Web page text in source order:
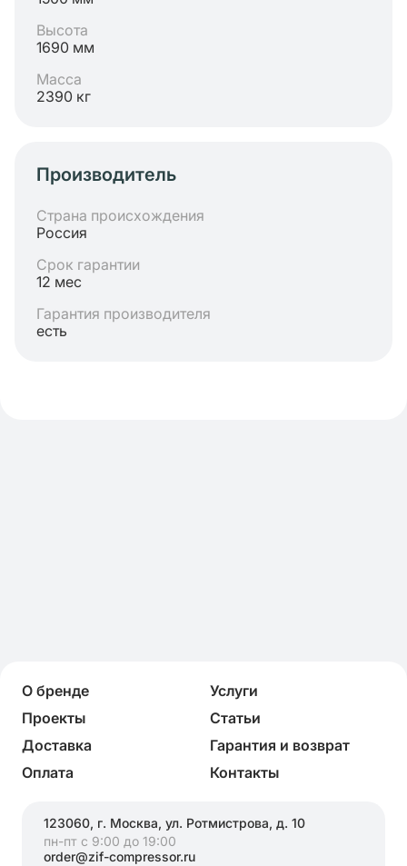
Высота
1690 мм
Масса
2390 кг
Производитель
Страна происхождения
Россия
Срок гарантии
12 мес
Гарантия производителя
есть
О бренде
Услуги
Проекты
Статьи
Доставка
Гарантия и возврат
Оплата
Контакты
123060, г. Москва, ул. Ротмистрова, д. 10
пн-пт с 9:00 до 19:00
order@zif-compressor.ru